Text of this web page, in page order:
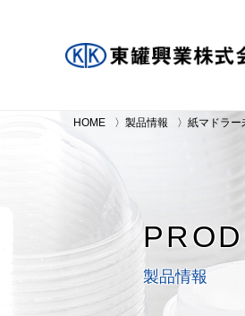
HOME 製品情報 紙マドラー
製品情報